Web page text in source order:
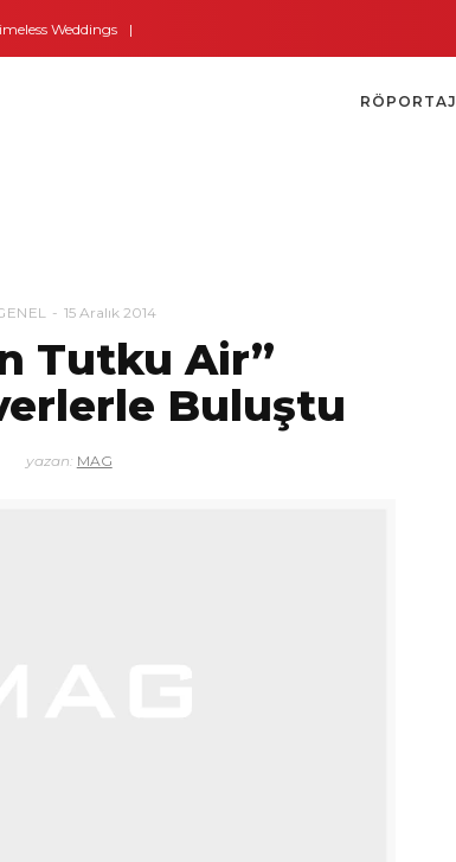
Weddings Bodrum’dan İngiltere’ye Kısa Bir Yolculuk
RÖPORTAJ
15 Aralık 2014
Tutku Air”
Buluştu
yazan: MAG